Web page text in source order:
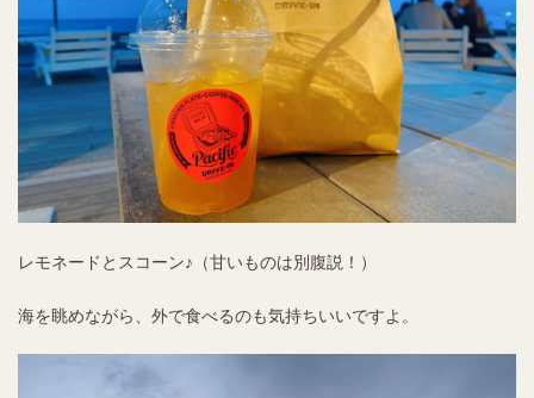
レモネードとスコーン♪（甘いものは別腹説！）
海を眺めながら、外で食べるのも気持ちいいですよ。